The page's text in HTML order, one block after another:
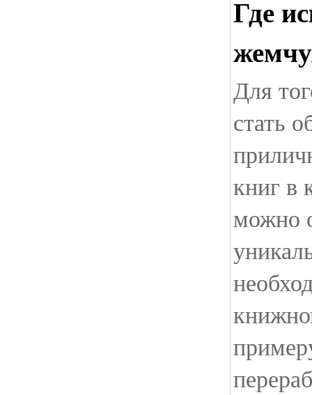
Где
Для
стать
книг в
можно